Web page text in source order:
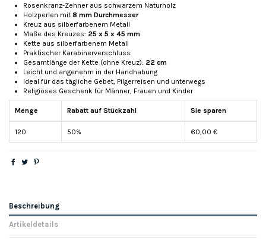
Rosenkranz-Zehner aus schwarzem Naturholz
Holzperlen mit 8 mm Durchmesser
Kreuz aus silberfarbenem Metall
Maße des Kreuzes: 25 x 5 x 45 mm
Kette aus silberfarbenem Metall
Praktischer Karabinerverschluss
Gesamtlänge der Kette (ohne Kreuz): 22 cm
Leicht und angenehm in der Handhabung
Ideal für das tägliche Gebet, Pilgerreisen und unterwegs
Religiöses Geschenk für Männer, Frauen und Kinder
Menge Rabatt auf Stückzahl Sie sparen
120 50% 60,00 €
Beschreibung
Artikeldetails